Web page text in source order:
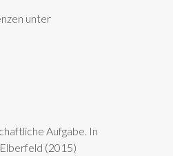
unter
Aufgabe. In
(2015)